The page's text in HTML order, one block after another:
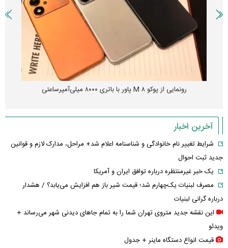
رونمایی از پوکو M ۸ پاور با باتری ۸۰۰۰ میلی‌آمپرساعتی
آخرین اخبار
شرایط تغییر نام خانوادگی و شناسنامه اعلام شد+ مراحل، مدارک لازم و قوانین
جدید ثبت احوال
یک خبر غیرمنتظره درباره توافق ایران و آمریکا
مصرف لبنیات یک‌چهارم شد؛ قیمت شیر باز هم افزایش می‌یابد؟ / هشدار
درباره گرانی لبنیات
این نقشه جدید متروی تهران شما را به تمام جاهای دیدنی شهر می‌رساند +
ویدئو
قیمت انواع دستگاه ماینر + جدول